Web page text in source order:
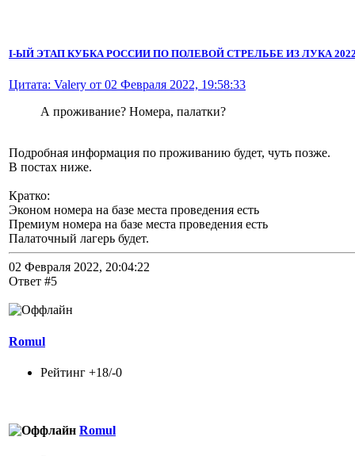
I-ЫЙ ЭТАП КУБКА РОССИИ ПО ПОЛЕВОЙ СТРЕЛЬБЕ ИЗ ЛУКА 2022
Цитата: Valery от 02 Февраля 2022, 19:58:33
А проживание? Номера, палатки?
Подробная информация по проживанию будет, чуть позже.
В постах ниже.
Кратко:
Эконом номера на базе места проведения есть
Премиум номера на базе места проведения есть
Палаточный лагерь будет.
02 Февраля 2022, 20:04:22
Ответ #5
Romul
Рейтинг +18/-0
Romul